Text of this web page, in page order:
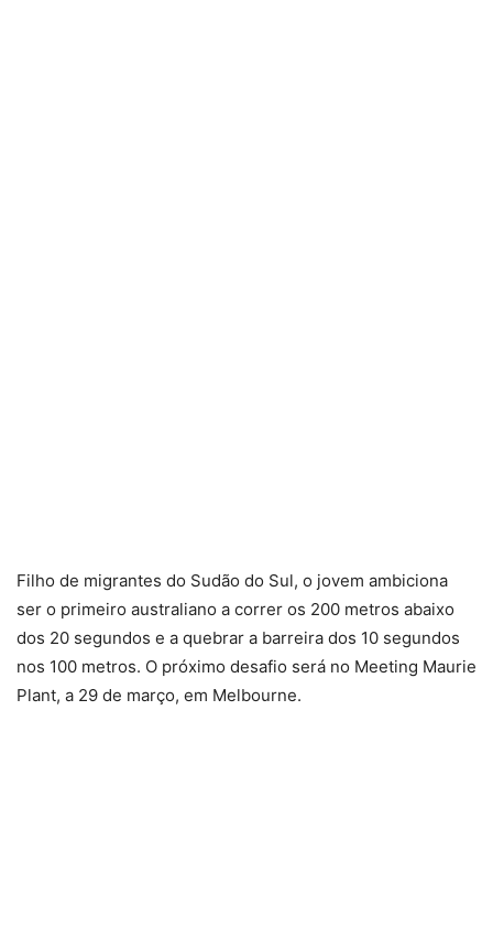
Filho de migrantes do Sudão do Sul, o jovem ambiciona
ser o primeiro australiano a correr os 200 metros abaixo
dos 20 segundos e a quebrar a barreira dos 10 segundos
nos 100 metros. O próximo desafio será no Meeting Maurie
Plant, a 29 de março, em Melbourne.